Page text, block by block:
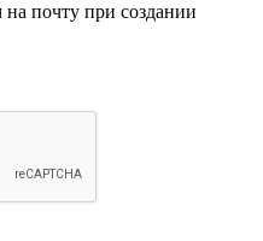
почту при создании